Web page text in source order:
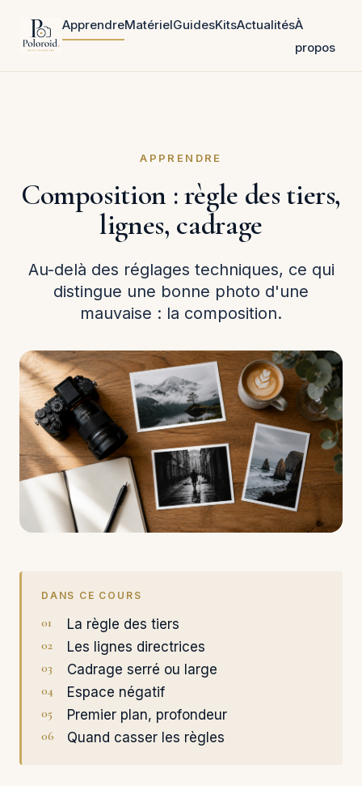
ApprendreMatérielGuidesKitsActualitésÀ
propos
APPRENDRE
Composition : règle des tiers,
lignes, cadrage
Au-delà des réglages techniques, ce qui
distingue une bonne photo d'une
mauvaise : la composition.
DANS CE COURS
La règle des tiers
Les lignes directrices
Cadrage serré ou large
Espace négatif
Premier plan, profondeur
Quand casser les règles